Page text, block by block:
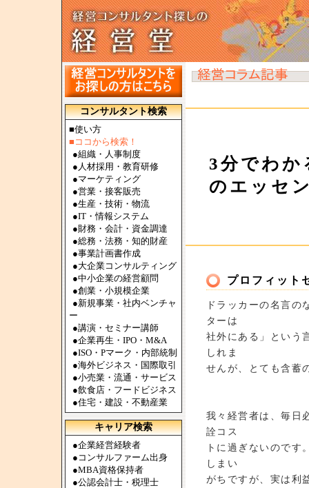
コンサルタント検索
■使い方
■ココから検索！
●組織・人事制度
● 人材採用・教育研修
●マーケティング
●営業・接客販売
●生産・技術・物流
●IT・情報システム
●財務・会計・資金調達
●総務・法務・知的財産
●事業計画書作成
●大企業コンサルティング
●中小企業の経営顧問
●創業・小規模企業
●新規事業・社内ベンチャ
ー
●講演・セミナー講師
●企業再生・IPO・M&A
●ISO・Pマーク・内部統制
●海外ビジネス・国際取引
●小売業・流通・サービス
●飲食店・フードビジネス
●住宅・建設・不動産業
キャリア検索
●企業経営経験者
● コンサルファーム出身
●MBA資格保持者
●公認会計士・税理士
3分でわか
のエッセ
プロフィット
ドラッカーの名言の
ターは
社外にある」という
しれま
せんが、とても含蓄
我々経営者は、毎日
詮コス
トに過ぎないのです
しまい
がちですが、実は利